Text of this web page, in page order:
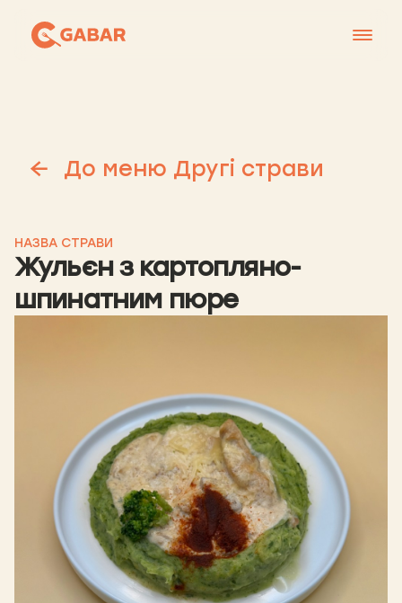
Франшиза
До меню Другі страви
НАЗВА СТРАВИ
Жульєн з картопляно-
шпинатним пюре